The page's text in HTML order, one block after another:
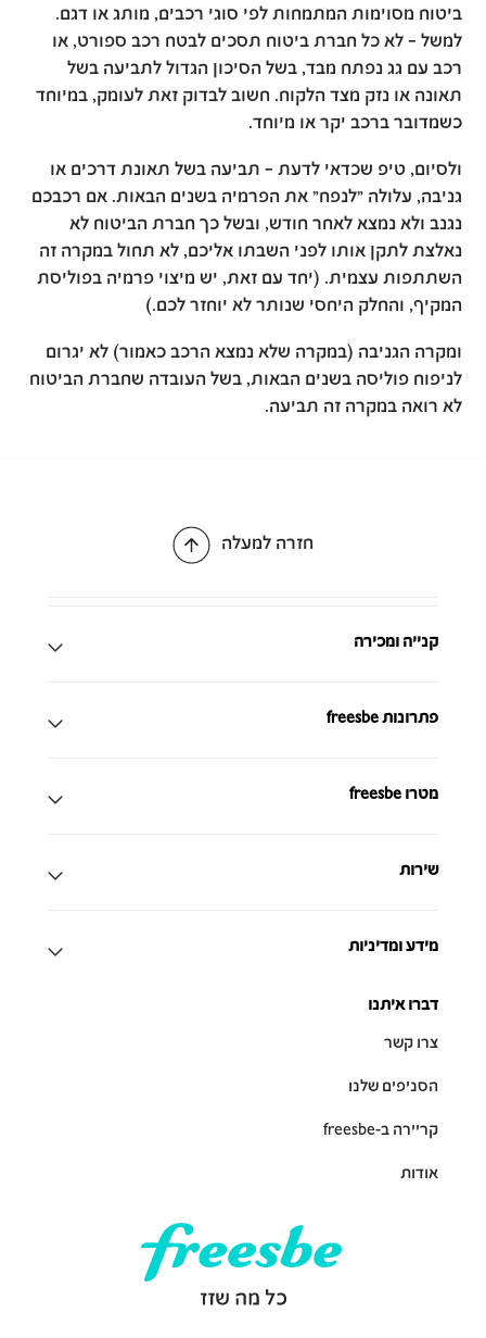
ביטוח מסוימות המתמחות לפי סוגי רכבים, מותג או דגם.
למשל – לא כל חברת ביטוח תסכים לבטח רכב ספורט, או
רכב עם גג נפתח מבד, בשל הסיכון הגדול לתביעה בשל
תאונה או נזק מצד הלקוח. חשוב לבדוק זאת לעומק, במיוחד
כשמדובר ברכב יקר או מיוחד.
ולסיום, טיפ שכדאי לדעת – תביעה בשל תאונת דרכים או
גניבה, עלולה "לנפח" את הפרמיה בשנים הבאות. אם רכבכם
נגנב ולא נמצא לאחר חודש, ובשל כך חברת הביטוח לא
נאלצת לתקן אותו לפני השבתו אליכם, לא תחול במקרה זה
השתתפות עצמית. (יחד עם זאת, יש מיצוי פרמיה בפוליסת
המקיף, והחלק היחסי שנותר לא יוחזר לכם.)
ומקרה הגניבה (במקרה שלא נמצא הרכב כאמור) לא יגרום
לניפוח פוליסה בשנים הבאות, בשל העובדה שחברת הביטוח
לא רואה במקרה זה תביעה.
חזרה למעלה
קנייה ומכירה
פתרונות freesbe
מטרו freesbe
שירות
מידע ומדיניות
דברו איתנו
צרו קשר
הסניפים שלנו
קריירה ב-freesbe
אודות